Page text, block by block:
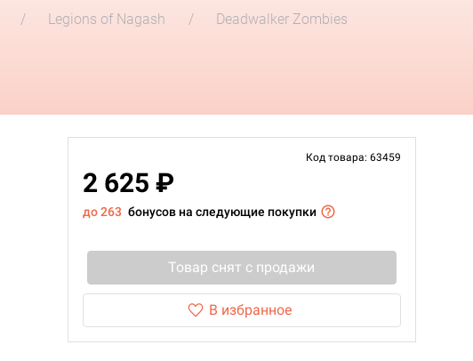
Legions of Nagash Deadwalker Zombies
Код товара: 63459
2 625 ₽
до 263 бонусов на следующие покупки
Товар снят с продажи
В избранное